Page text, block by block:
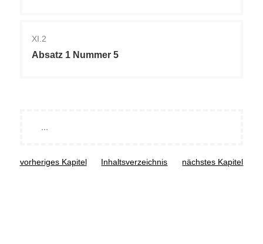
XI.2
Absatz 1 Nummer 5
...
vorheriges Kapitel Inhaltsverzeichnis nächstes Kapitel